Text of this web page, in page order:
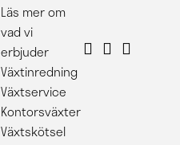
Läs mer om
vad vi
erbjuder
Växtinredning
Växtservice
Kontorsväxter
Växtskötsel